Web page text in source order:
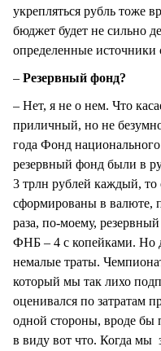
укрепляться рубль тоже
бюджет будет не сильно
определенные
– Резервный фонд?
– Нет, я не о нем. Что
приличный, но не
года Фонд
резервный фонд были в
3 трлн рублей каждый, то
сформированы в валюте,
раза, по-моему,
ФНБ – 4 с копейками. Но
немалые траты.
который мы так лихо
оценивался по затратам
одной стороны, вроде бы
в виду вот что. Когда мы